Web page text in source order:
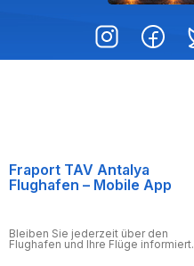
Fraport TAV Antalya
Flughafen – Mobile App
Bleiben Sie jederzeit über den
Flughafen und Ihre Flüge informiert.